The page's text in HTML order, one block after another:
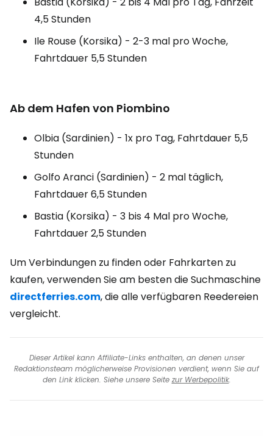
4,5 Stunden
Ile Rouse (Korsika) - 2-3 mal pro Woche,
Fahrtdauer 5,5 Stunden
Ab dem Hafen von Piombino
Olbia (Sardinien) - 1x pro Tag, Fahrtdauer 5,5
Stunden
Golfo Aranci (Sardinien) - 2 mal täglich,
Fahrtdauer 6,5 Stunden
Bastia (Korsika) - 3 bis 4 Mal pro Woche,
Fahrtdauer 2,5 Stunden
Um Verbindungen zu finden oder Fahrkarten zu
kaufen, verwenden Sie am besten die Suchmaschine
directferries.com, die alle verfügbaren Reedereien
vergleicht.
Dieser Artikel kann Affiliate-Links enthalten, an denen unser
Redaktionsteam möglicherweise Provisionen verdient, wenn Sie auf
den Link klicken. Siehe unsere Seite zur Werbepolitik.